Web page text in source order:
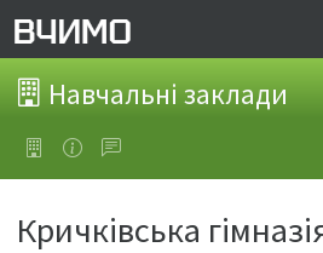
Навчальні заклади
Кричківська